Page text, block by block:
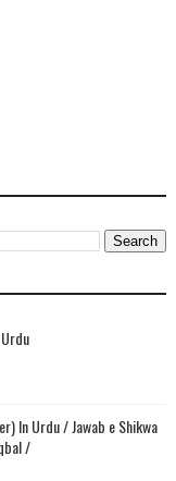
In Urdu / Jawab e Shikwa
/